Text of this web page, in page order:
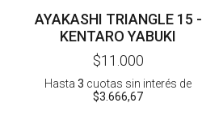
AYAKASHI TRIANGLE 15 -
KENTARO YABUKI
$11.000
Hasta3 cuotas sin interés de
$3.666,67